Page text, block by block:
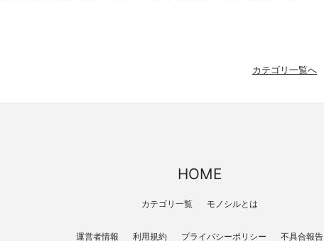
カテゴリ一覧へ
HOME
カテゴリ一覧 モノシルとは
運営者情報 利用規約 プライバシーポリシー 不具合報告